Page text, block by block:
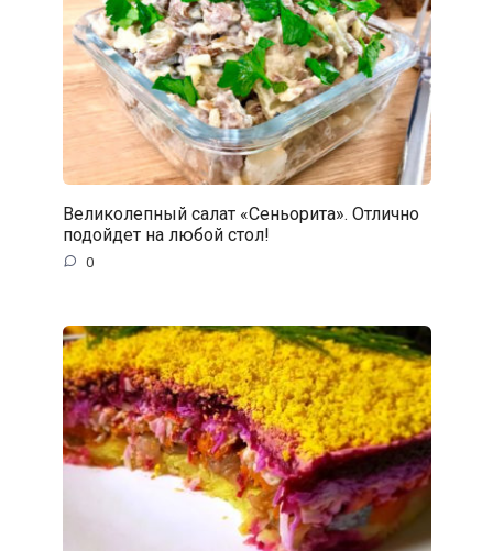
Великолепный cалат «Сеньорита». Отлично
подойдет на любой стол!
0